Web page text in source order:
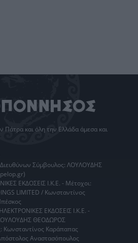
Πάτρα και όλη την Ελλάδα άμεσα και
Σύμβουλος: ΛΟΥΛΟΥΔΗΣ
ΕΚΔΟΣΕΙΣ Ι.Κ.Ε. - Μέτοχοι:
LIMITED / Κωνσταντίνος
ΕΚΔΟΣΕΙΣ Ι.Κ.Ε. -
ΛΟΥΛΟΥΔΗΣ ΘΕΟΔΩΡΟΣ
Κωνσταντίνος Καράπαπας
Αναστασόπουλος